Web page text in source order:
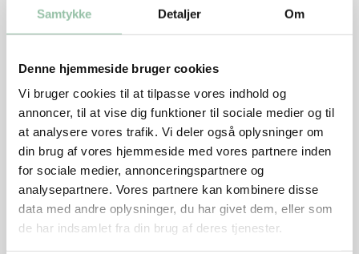
Samtykke Detaljer Om
Denne hjemmeside bruger cookies
Vi bruger cookies til at tilpasse vores indhold og
annoncer, til at vise dig funktioner til sociale medier og til
at analysere vores trafik. Vi deler også oplysninger om
din brug af vores hjemmeside med vores partnere inden
for sociale medier, annonceringspartnere og
analysepartnere. Vores partnere kan kombinere disse
data med andre oplysninger, du har givet dem, eller som
de har indsamlet fra din brug af deres tjenester.
og sprød, og kødet bliver varmt.
Kartoffel med dijon
Skær kartoflen i mindre stykker og den hvide del
af porren i ringe.
Kog det mørt i vand.
Hæld vandet fra.
Tilsæt ½ dl suppe, mælk, fløde, smør og blend det.